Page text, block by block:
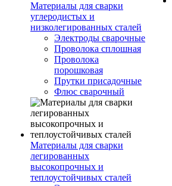
Материалы для сварки
углеродистых и
низколегированных сталей
Электроды сварочные
Проволока сплошная
Проволока
порошковая
Прутки присадочные
Флюс сварочный
Материалы для сварки
легированных
высокопрочных и
теплоустойчивых сталей